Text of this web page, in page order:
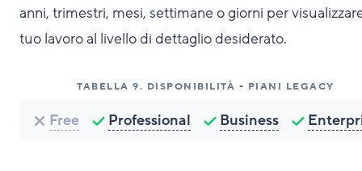
anni, trimestri, mesi, settimane o giorni per
tuo lavoro al livello di dettaglio desiderato.
TABELLA 9. DISPONIBILITÀ - PIANI LEGACY
Free Professional Business